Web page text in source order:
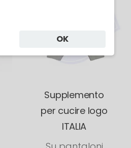
Supplemento
per cucire logo
ITALIA
OK